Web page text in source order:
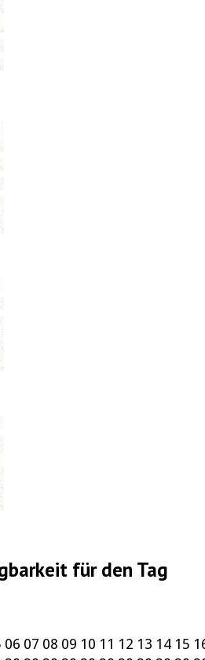
für den Tag
06 07 08 09 10 11 12 13 14 15